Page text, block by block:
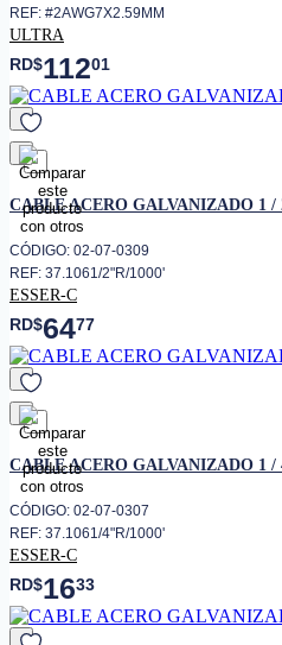
REF: #2AWG7X2.59MM
ULTRA
RD$11201
favorito
CABLE ACERO GALVANIZADO 1 /
CÓDIGO: 02-07-0309
REF: 37.1061/2"R/1000'
ESSER-C
RD$6477
favorito
CABLE ACERO GALVANIZADO 1 /
CÓDIGO: 02-07-0307
REF: 37.1061/4"R/1000'
ESSER-C
RD$1633